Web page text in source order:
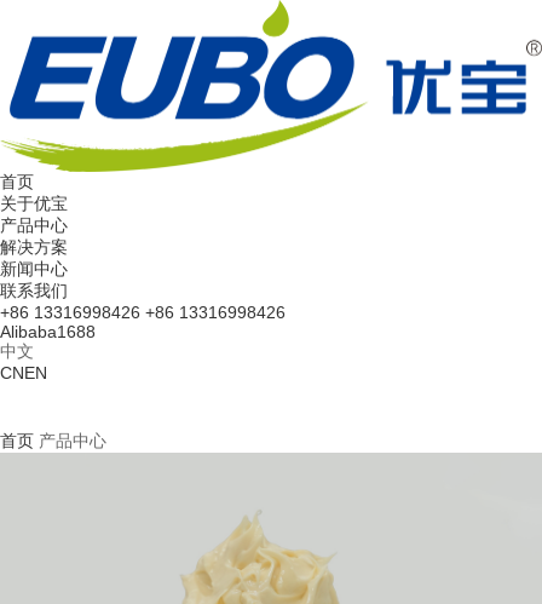
首页
关于优宝
产品中心
解决方案
新闻中心
联系我们
+86 13316998426 +86 13316998426
Alibaba1688
中文
CNEN
首页 产品中心